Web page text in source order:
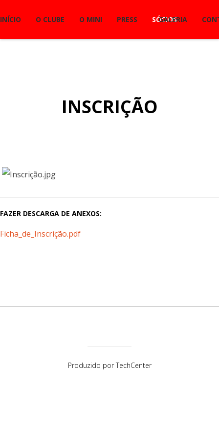
INÍCIO O CLUBE O MINI PRESS SÓCIOS
GALERIA
INSCRIÇÃO
FAZER DESCARGA DE ANEXOS:
Ficha_de_Inscrição.pdf
Produzido porTechCenter